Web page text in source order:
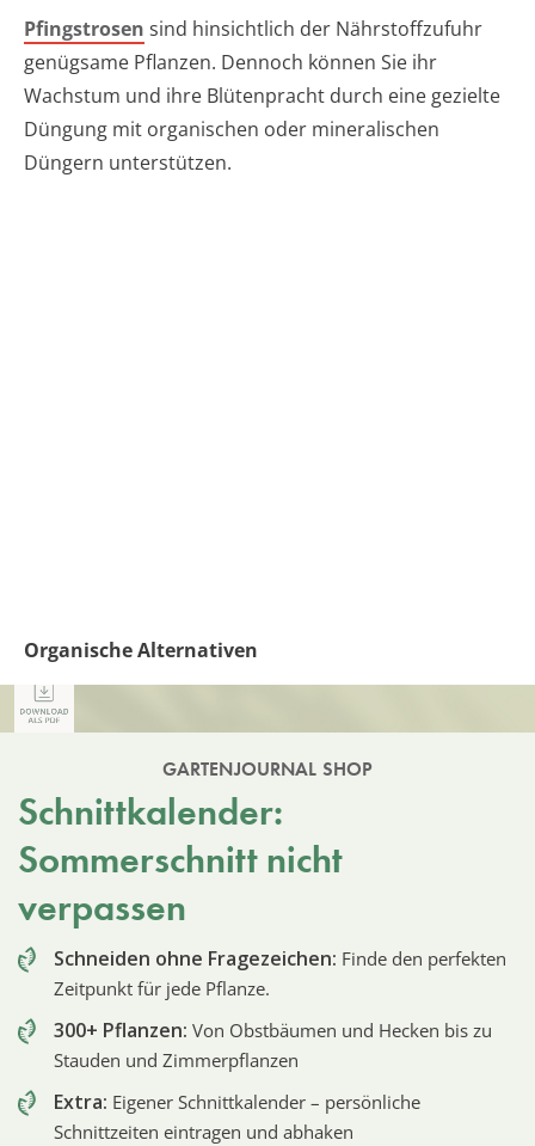
Pfingstrosen sind hinsichtlich der Nährstoffzufuhr
genügsame Pflanzen. Dennoch können Sie ihr
Wachstum und ihre Blütenpracht durch eine gezielte
Düngung mit organischen oder mineralischen
Düngern unterstützen.
Organische Alternativen
GARTENJOURNAL SHOP
Schnittkalender:
Sommerschnitt nicht
verpassen
Schneiden ohne Fragezeichen: Finde den perfekten
Zeitpunkt für jede Pflanze.
300+ Pflanzen: Von Obstbäumen und Hecken bis zu
Stauden und Zimmerpflanzen
Extra: Eigener Schnittkalender – persönliche
Schnittzeiten eintragen und abhaken